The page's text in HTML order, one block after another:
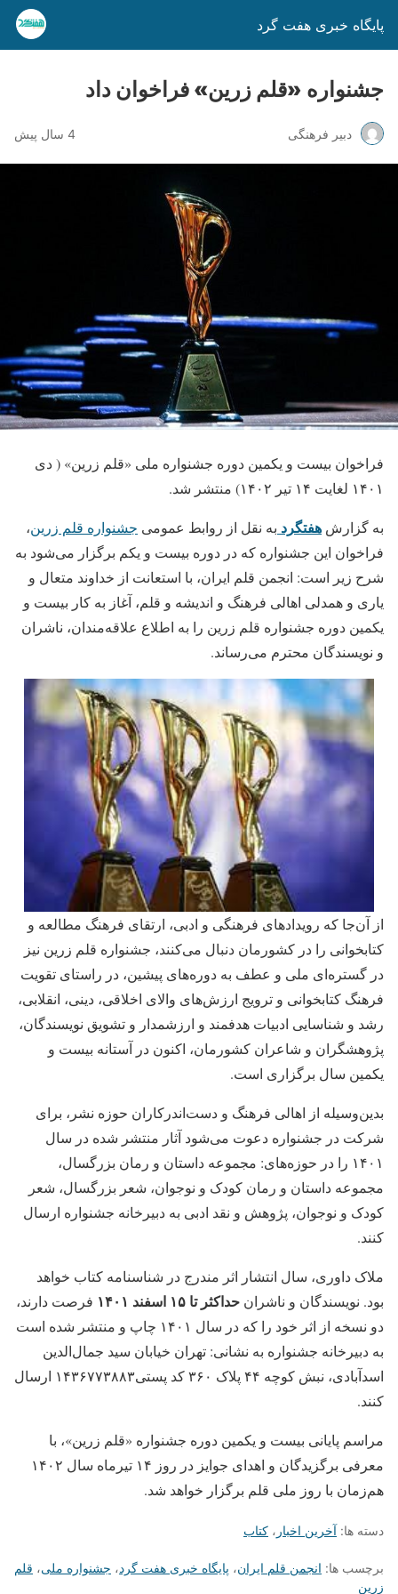
پایگاه خبری هفت گرد
جشنواره «قلم زرین» فراخوان داد
دبیر فرهنگی 4 سال پیش
فراخوان بیست و یکمین دوره جشنواره ملی «قلم زرین» ( دی
۱۴۰۱ لغایت ۱۴ تیر ۱۴۰۲) منتشر شد.
به گزارش هفتگرد به نقل از روابط عمومی جشنواره قلم زرین،
فراخوان این جشنواره که در دوره بیست و یکم برگزار می‌شود به
شرح زیر است: انجمن قلم ایران، با استعانت از خداوند متعال و
یاری و همدلی اهالی فرهنگ و اندیشه و قلم، آغاز به کار بیست و
یکمین دوره جشنواره قلم زرین را به اطلاع علاقه‌مندان، ناشران
و نویسندگان محترم می‌رساند.
از آن‌جا که رویدادهای فرهنگی و ادبی، ارتقای فرهنگ مطالعه و
کتابخوانی را در کشورمان دنبال می‌کنند، جشنواره قلم زرین نیز
در گستره‌ای ملی و عطف به دوره‌های پیشین، در راستای تقویت
فرهنگ کتابخوانی و ترویج ارزش‌های والای اخلاقی، دینی، انقلابی،
رشد و شناسایی ادبیات هدفمند و ارزشمدار و تشویق نویسندگان،
پژوهشگران و شاعران کشورمان، اکنون در آستانه بیست و
یکمین سال برگزاری است.
بدین‌وسیله از اهالی فرهنگ و دست‌اندرکاران حوزه نشر، برای
شرکت در جشنواره دعوت می‌شود آثار منتشر شده در سال
۱۴۰۱ را در حوزه‌های: مجموعه داستان و رمان بزرگسال،
مجموعه داستان و رمان کودک و نوجوان، شعر بزرگسال، شعر
کودک و نوجوان، پژوهش و نقد ادبی به دبیرخانه جشنواره ارسال
کنند.
ملاک داوری، سال انتشار اثر مندرج در شناسنامه کتاب خواهد
بود. نویسندگان و ناشران حداکثر تا ۱۵ اسفند ۱۴۰۱
فرصت دارند،
دو نسخه از اثر خود را که در سال ۱۴۰۱ چاپ و منتشر شده است
به دبیرخانه جشنواره به نشانی: تهران خیابان سید جمال‌الدین
اسدآبادی، نبش کوچه ۴۴ پلاک ۳۶۰ کد پستی۱۴۳۶۷۷۳۸۸۳ ارسال
کنند.
مراسم پایانی بیست و یکمین دوره جشنواره «قلم زرین»، با
معرفی برگزیدگان و اهدای جوایز در روز ۱۴ تیرماه سال ۱۴۰۲
هم‌زمان با روز ملی قلم برگزار خواهد شد.
دسته ها: آخرین اخبار ، کتاب
برچسب ها: انجمن قلم ایران، پایگاه خبری هفت گرد، جشنواره ملی، قلم
زرین